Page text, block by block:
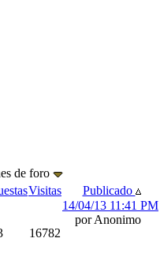
de foro
Visitas Publicado
16782
14/04/13 11:41 PM
por Anonimo